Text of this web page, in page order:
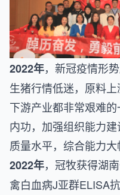
2022年，新冠疫情形
生猪行情低迷，原料
下游产业都非常艰难
内功，加强组织能力
质量水平，综合能力大
2022年，冠牧获得湖
禽白血病J亚群ELISA